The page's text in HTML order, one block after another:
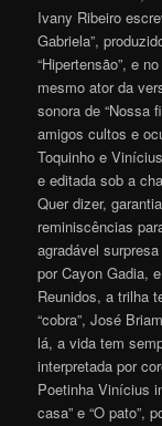
Ivany Ribeiro
Gabriela”,
“Hipertensão”, e
mesmo ator da
sonora de “Nossa
amigos cultos e
Toquinho e
e editada sob a
Quer dizer,
reminiscências
agradável
por Cayon Gadia,
Reunidos, a trilha
“cobra”, José
lá, a vida tem
interpretada por
Poetinha Vinícius
casa” e “O pato”,